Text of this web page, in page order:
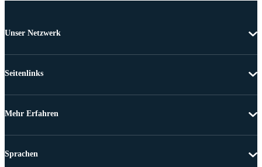
Unser Netzwerk
Seitenlinks
Mehr Erfahren
Sprachen